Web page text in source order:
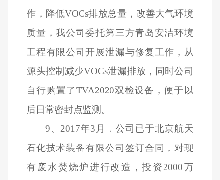
作，降低VOCs排放总量，改善大气环境
质量，我公司委托第三方青岛安洁环境
工程有限公司开展泄漏与修复工作，从
源头控制减少VOCs泄漏排放，同时公司
自行购置了TVA2020双检设备，便于以
后日常密封点监测。
9、2017年3月，公司已于北京航天
石化技术装备有限公司签订合同，对现
有废水焚烧炉进行改造，投资2000万